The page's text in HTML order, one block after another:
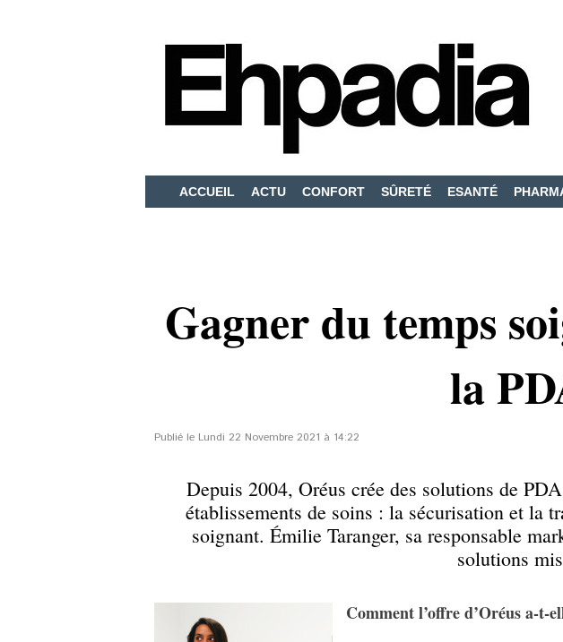
ACCUEIL ACTU CONFORT SÛRETÉ ESANTÉ
Gagner du temps
la
Publié le Lundi 22 Novembre 2021 à 14:22
Depuis 2004, Oréus crée des solutions de
établissements de soins : la sécurisation et la
soignant. Émilie Taranger, sa responsable
solutions
Comment l’offre d’Oréus a-t-